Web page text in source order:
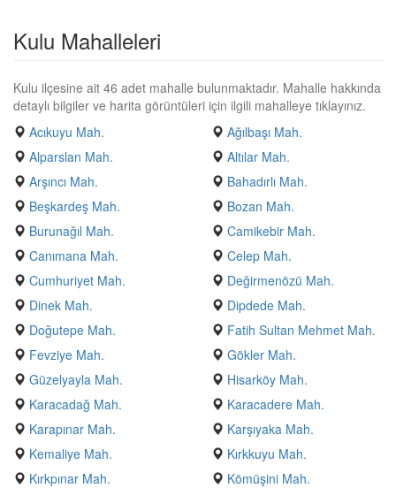
Kulu Mahalleleri
Kulu ilçesine ait 46 adet mahalle bulunmaktadır. Mahalle hakkında
detaylı bilgiler ve harita görüntüleri için ilgili mahalleye tıklayınız.
Acıkuyu Mah.
Ağılbaşı Mah.
Alparslan Mah.
Altılar Mah.
Arşıncı Mah.
Bahadırlı Mah.
Beşkardeş Mah.
Bozan Mah.
Burunağıl Mah.
Camikebir Mah.
Canımana Mah.
Celep Mah.
Cumhuriyet Mah.
Değirmenözü Mah.
Dinek Mah.
Dipdede Mah.
Doğutepe Mah.
Fatih Sultan Mehmet Mah.
Fevziye Mah.
Gökler Mah.
Güzelyayla Mah.
Hisarköy Mah.
Karacadağ Mah.
Karacadere Mah.
Karapınar Mah.
Karşıyaka Mah.
Kemaliye Mah.
Kırkkuyu Mah.
Kırkpınar Mah.
Kömüşini Mah.